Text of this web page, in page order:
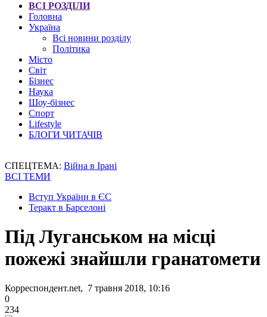
ВСІ РОЗДІЛИ
Головна
Україна
Всі новини розділу
Політика
Місто
Світ
Бізнес
Наука
Шоу-бізнес
Спорт
Lifestyle
БЛОГИ ЧИТАЧІВ
СПЕЦТЕМА: Війна в Ірані
ВСІ ТЕМИ
Вступ України в ЄС
Теракт в Барселоні
Під Луганськом на місці
пожежі знайшли гранатомети
Корреспондент.net, 7 травня 2018, 10:16
0
234